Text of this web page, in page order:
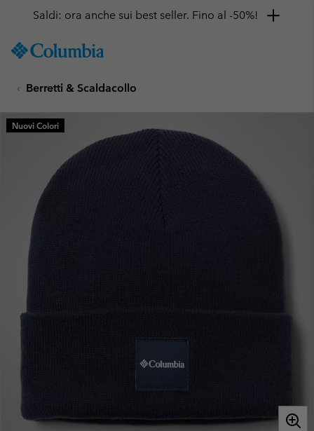
TO
SKIP
MAIN
NAV
SEARCH
Saldi: ora anche sui best seller. Fino al -50%!
Berretti & Scaldacollo
Nuovi Colori